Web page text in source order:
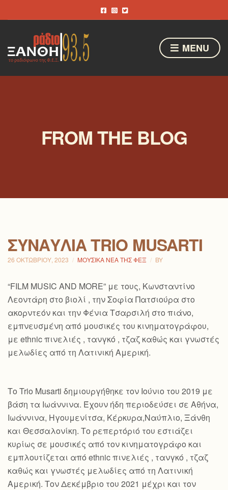
MENU
FROM THE BLOG
ΣΥΝΑΥΛΊΑ TRIO MUSARTI
26 ΟΚΤΩΒΡΊΟΥ, 2023 ΜΟΥΣΙΚΆ ΝΈΑ ΤΗΣ ΦΕΞ BY
“FILM MUSIC AND MORE” με τους, Κωνσταντίνο
Λεοντάρη στο βιολί , την Σοφία Πατσιούρα στο
ακορντεόν και την Φένια Τσαρσιλή στο πιάνο,
εμπνευσμένη από μουσικές του κινηματογράφου,
με ethnic πινελιές , τανγκό , τζαζ καθώς και γνωστές
μελωδίες από τη Λατινική Αμερική.
Το Trio Musarti δημιουργήθηκε τον Ιούνιο του 2019 με
βάση τα Ιωάννινα. Έχουν ήδη περιοδεύσει σε Αθήνα,
Ιωάννινα, Ηγουμενίτσα, Κέρκυρα,Ναύπλιο, Ξάνθη
και Θεσσαλονίκη. Το ρεπερτόριό του εστιάζει
κυρίως σε μουσικές από τον κινηματογράφο και
εμπλουτίζεται από ethnic πινελιές , τανγκό , τζαζ
καθώς και γνωστές μελωδίες από τη Λατινική
Αμερική. Τον Δεκέμβριο του 2021 μέχρι και τον